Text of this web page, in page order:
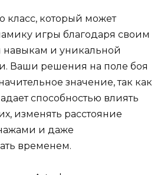
класс, который может
игры благодаря своим
и уникальной
Ваши решения на поле боя
значение, так как
способностью влиять
изменять расстояние
и даже
временем.